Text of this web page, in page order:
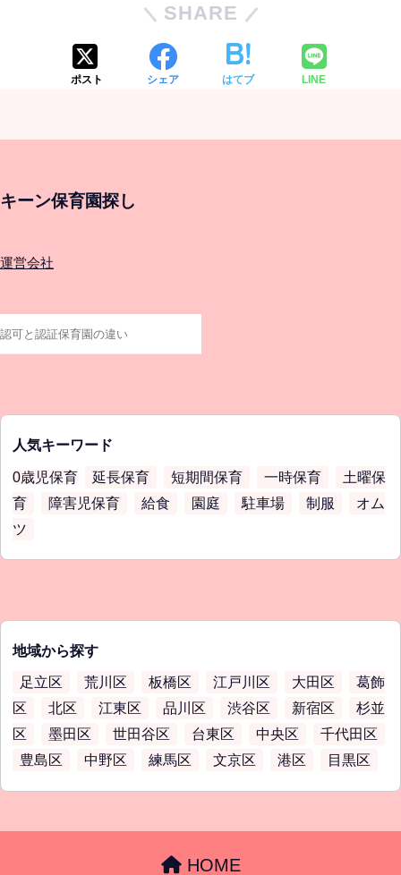
SHARE
ポスト シェア はてブ LINE
キーン保育園探し
運営会社
人気キーワード
0歳児保育 延長保育 短期間保育 一時保育
土曜保
育
障害児保育 給食 園庭 駐車場 制服
オム
ツ
地域から探す
足立区 荒川区 板橋区 江戸川区 大田区
葛飾
区
北区 江東区 品川区 渋谷区 新宿区
杉並
区
墨田区 世田谷区 台東区 中央区
千代田区
豊島区
中野区 練馬区 文京区 港区 目黒区
HOME